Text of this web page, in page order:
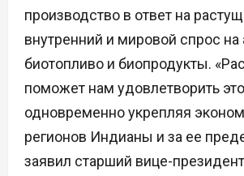
производство в ответ на
внутренний и мировой спрос
биотопливо и биопродукты.
поможет нам удовлетворить
одновременно укрепляя
регионов Индианы и за ее
заявил старший вице-